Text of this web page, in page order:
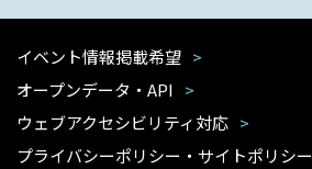
イベント情報掲載希望
オープンデータ・API
ウェブアクセシビリティ対応
プライバシーポリシー・サイトポリシー